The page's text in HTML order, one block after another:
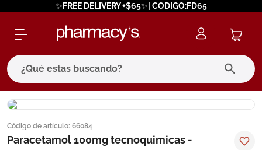
✨FREE DELIVERY +$65✨| CODIGO:FD65
¿Qué estas buscando?
Código de artículo: 66084
Paracetamol 100mg tecnoquimicas -
términos más buscados
1. eucerin